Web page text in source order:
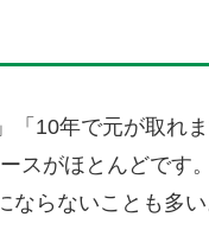
「10年で元が取れ
スがほとんどです
らないことも多い